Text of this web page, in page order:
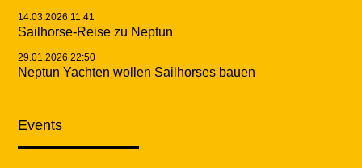
14.03.2026 11:41
Sailhorse-Reise zu Neptun
29.01.2026 22:50
Neptun Yachten wollen Sailhorses bauen
Events